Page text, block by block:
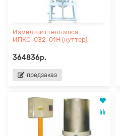
Измельчиттель мяса
ИПКС-032-01Н (куттер)
364836р.
предзаказ